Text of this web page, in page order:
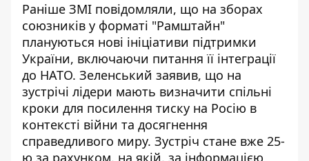
Раніше ЗМІ повідомляли, що на зборах
союзників у форматі "Рамштайн"
плануються нові ініціативи підтримки
України, включаючи питання її інтеграції
до НАТО. Зеленський заявив, що на
зустрічі лідери мають визначити спільні
кроки для посилення тиску на Росію в
контексті війни та досягнення
справедливого миру. Зустріч стане вже 25-
ю за рахунком, на якій, за інформацією